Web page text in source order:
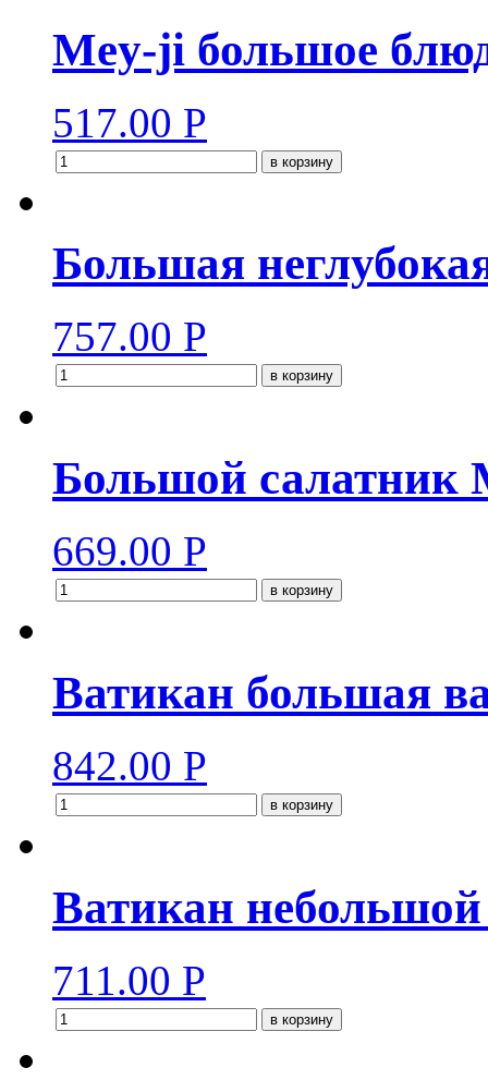
Mey-ji большое
517.00 Р
в корзину
Большая
757.00 Р
в корзину
Большой салатник
669.00 Р
в корзину
Ватикан большая
842.00 Р
в корзину
Ватикан
711.00 Р
в корзину